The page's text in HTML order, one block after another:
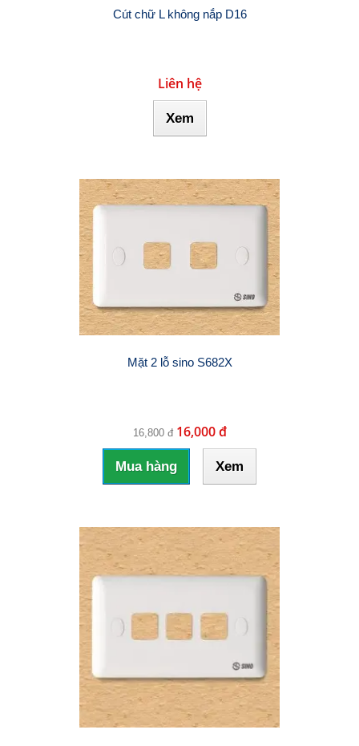
Cút chữ L không nắp D16
Liên hệ
Xem
Mặt 2 lỗ sino S682X
16,800 đ 16,000 đ
Mua hàng Xem